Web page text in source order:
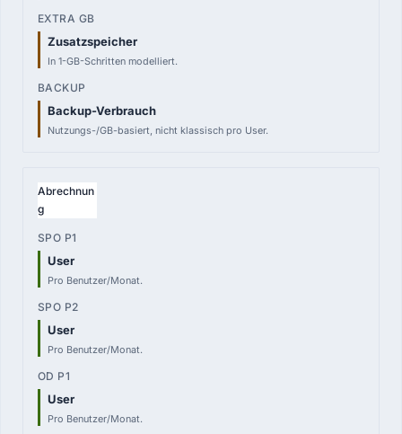
EXTRA GB
pro GB
—
Zusatzspeicher
In 1-GB-Schritten modelliert.
Backup-Verbrauch
Nutzungs-/GB-basiert, nicht klassisch pro User.
Abrechnun
g
User
Pro Benutzer/Monat.
User
Pro Benutzer/Monat.
User
Pro Benutzer/Monat.